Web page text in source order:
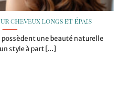
cheveux longs et épais
possèdent une beauté naturelle
style à part [...]